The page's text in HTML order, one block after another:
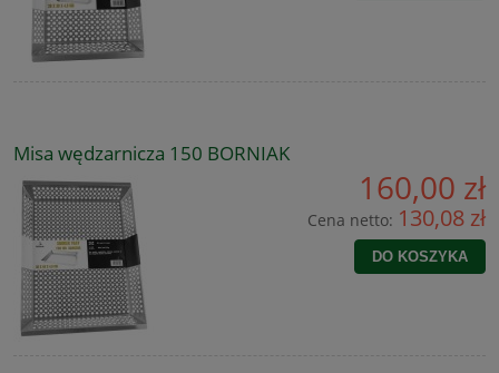
Misa wędzarnicza 150 BORNIAK
160,00 zł
Cena netto: 130,08 zł
DO KOSZYKA